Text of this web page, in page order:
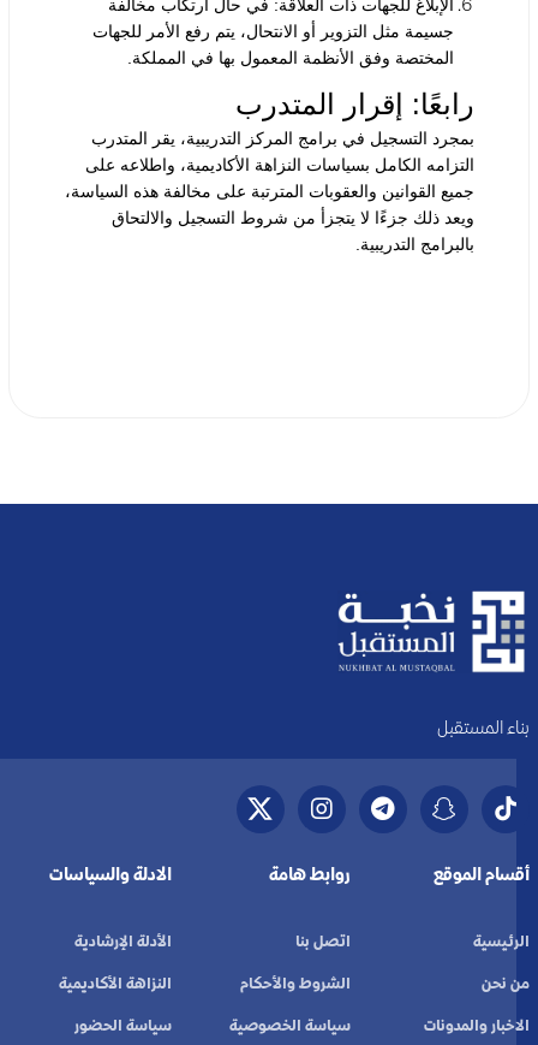
الإبلاغ للجهات ذات العلاقة: في حال ارتكاب مخالفة
جسيمة مثل التزوير أو الانتحال، يتم رفع الأمر للجهات
المختصة وفق الأنظمة المعمول بها في المملكة.
رابعًا: إقرار المتدرب
بمجرد التسجيل في برامج المركز التدريبية، يقر المتدرب
التزامه الكامل بسياسات النزاهة الأكاديمية، واطلاعه على
جميع القوانين والعقوبات المترتبة على مخالفة هذه السياسة،
ويعد ذلك جزءًا لا يتجزأ من شروط التسجيل والالتحاق
بالبرامج التدريبية.
بناء المستقبل
أقسام الموقع
الرئيسية
من نحن
الاخبار والمدونات
روابط هامة
اتصل بنا
الشروط والأحكام
سياسة الخصوصية
الادلة والسياسات
الأدلة الإرشادية
النزاهة الأكاديمية
سياسة الحضور